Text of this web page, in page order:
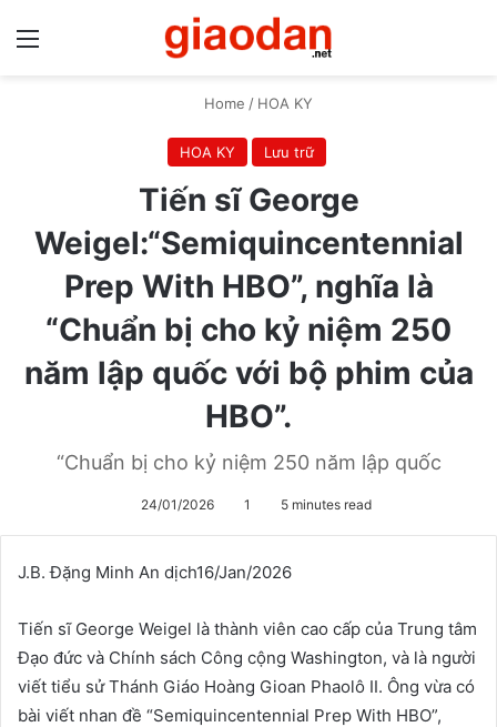
Home / HOA KY
HOA KY Lưu trữ
Tiến sĩ George
Weigel:“Semiquincentennial
Prep With HBO”, nghĩa là
“Chuẩn bị cho kỷ niệm 250
năm lập quốc với bộ phim của
HBO”.
“Chuẩn bị cho kỷ niệm 250 năm lập quốc
24/01/2026 1 5 minutes read
J.B. Đặng Minh An dịch16/Jan/2026
Tiến sĩ George Weigel là thành viên cao cấp của Trung tâm
Đạo đức và Chính sách Công cộng Washington, và là người
viết tiểu sử Thánh Giáo Hoàng Gioan Phaolô II. Ông vừa có
bài viết nhan đề “Semiquincentennial Prep With HBO”,